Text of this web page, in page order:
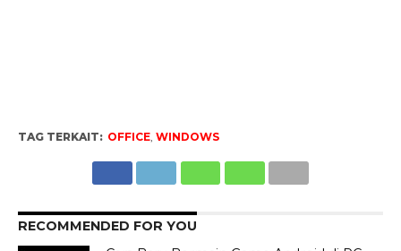
TAG TERKAIT: OFFICE, WINDOWS
RECOMMENDED FOR YOU